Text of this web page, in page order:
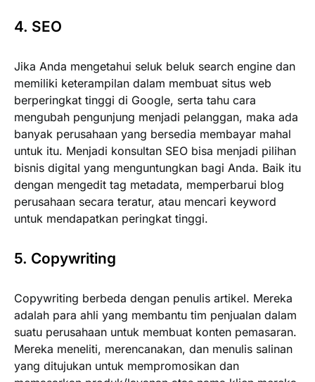
4. SEO
Jika Anda mengetahui seluk beluk search engine dan
memiliki keterampilan dalam membuat situs web
berperingkat tinggi di Google, serta tahu cara
mengubah pengunjung menjadi pelanggan, maka ada
banyak perusahaan yang bersedia membayar mahal
untuk itu. Menjadi konsultan SEO bisa menjadi pilihan
bisnis digital yang menguntungkan bagi Anda. Baik itu
dengan mengedit tag metadata, memperbarui blog
perusahaan secara teratur, atau mencari keyword
untuk mendapatkan peringkat tinggi.
5. Copywriting
Copywriting berbeda dengan penulis artikel. Mereka
adalah para ahli yang membantu tim penjualan dalam
suatu perusahaan untuk membuat konten pemasaran.
Mereka meneliti, merencanakan, dan menulis salinan
yang ditujukan untuk mempromosikan dan